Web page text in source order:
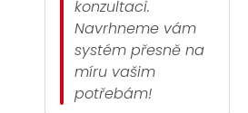
konzultaci.
Navrhneme vám
systém přesně na
míru vašim
potřebám!